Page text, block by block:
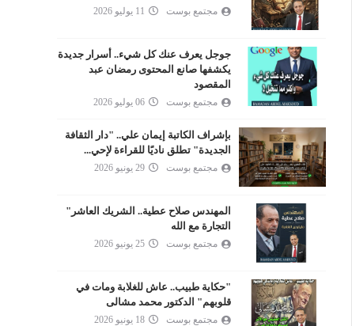
مجتمع بوست 11 يوليو 2026
جوجل يعرف عنك كل شيء.. أسرار جديدة
يكشفها صانع المحتوى رمضان عبد
المقصود
مجتمع بوست 06 يوليو 2026
بإشراف الكاتبة إيمان علي.. "دار الثقافة
الجديدة" تطلق ناديًا للقراءة لإحي...
مجتمع بوست 29 يونيو 2026
المهندس صلاح عطية.. الشريك العاشر"
التجارة مع الله
مجتمع بوست 25 يونيو 2026
"حكاية طبيب.. عاش للغلابة ومات في
قلوبهم" الدكتور محمد مشالى
مجتمع بوست 18 يونيو 2026